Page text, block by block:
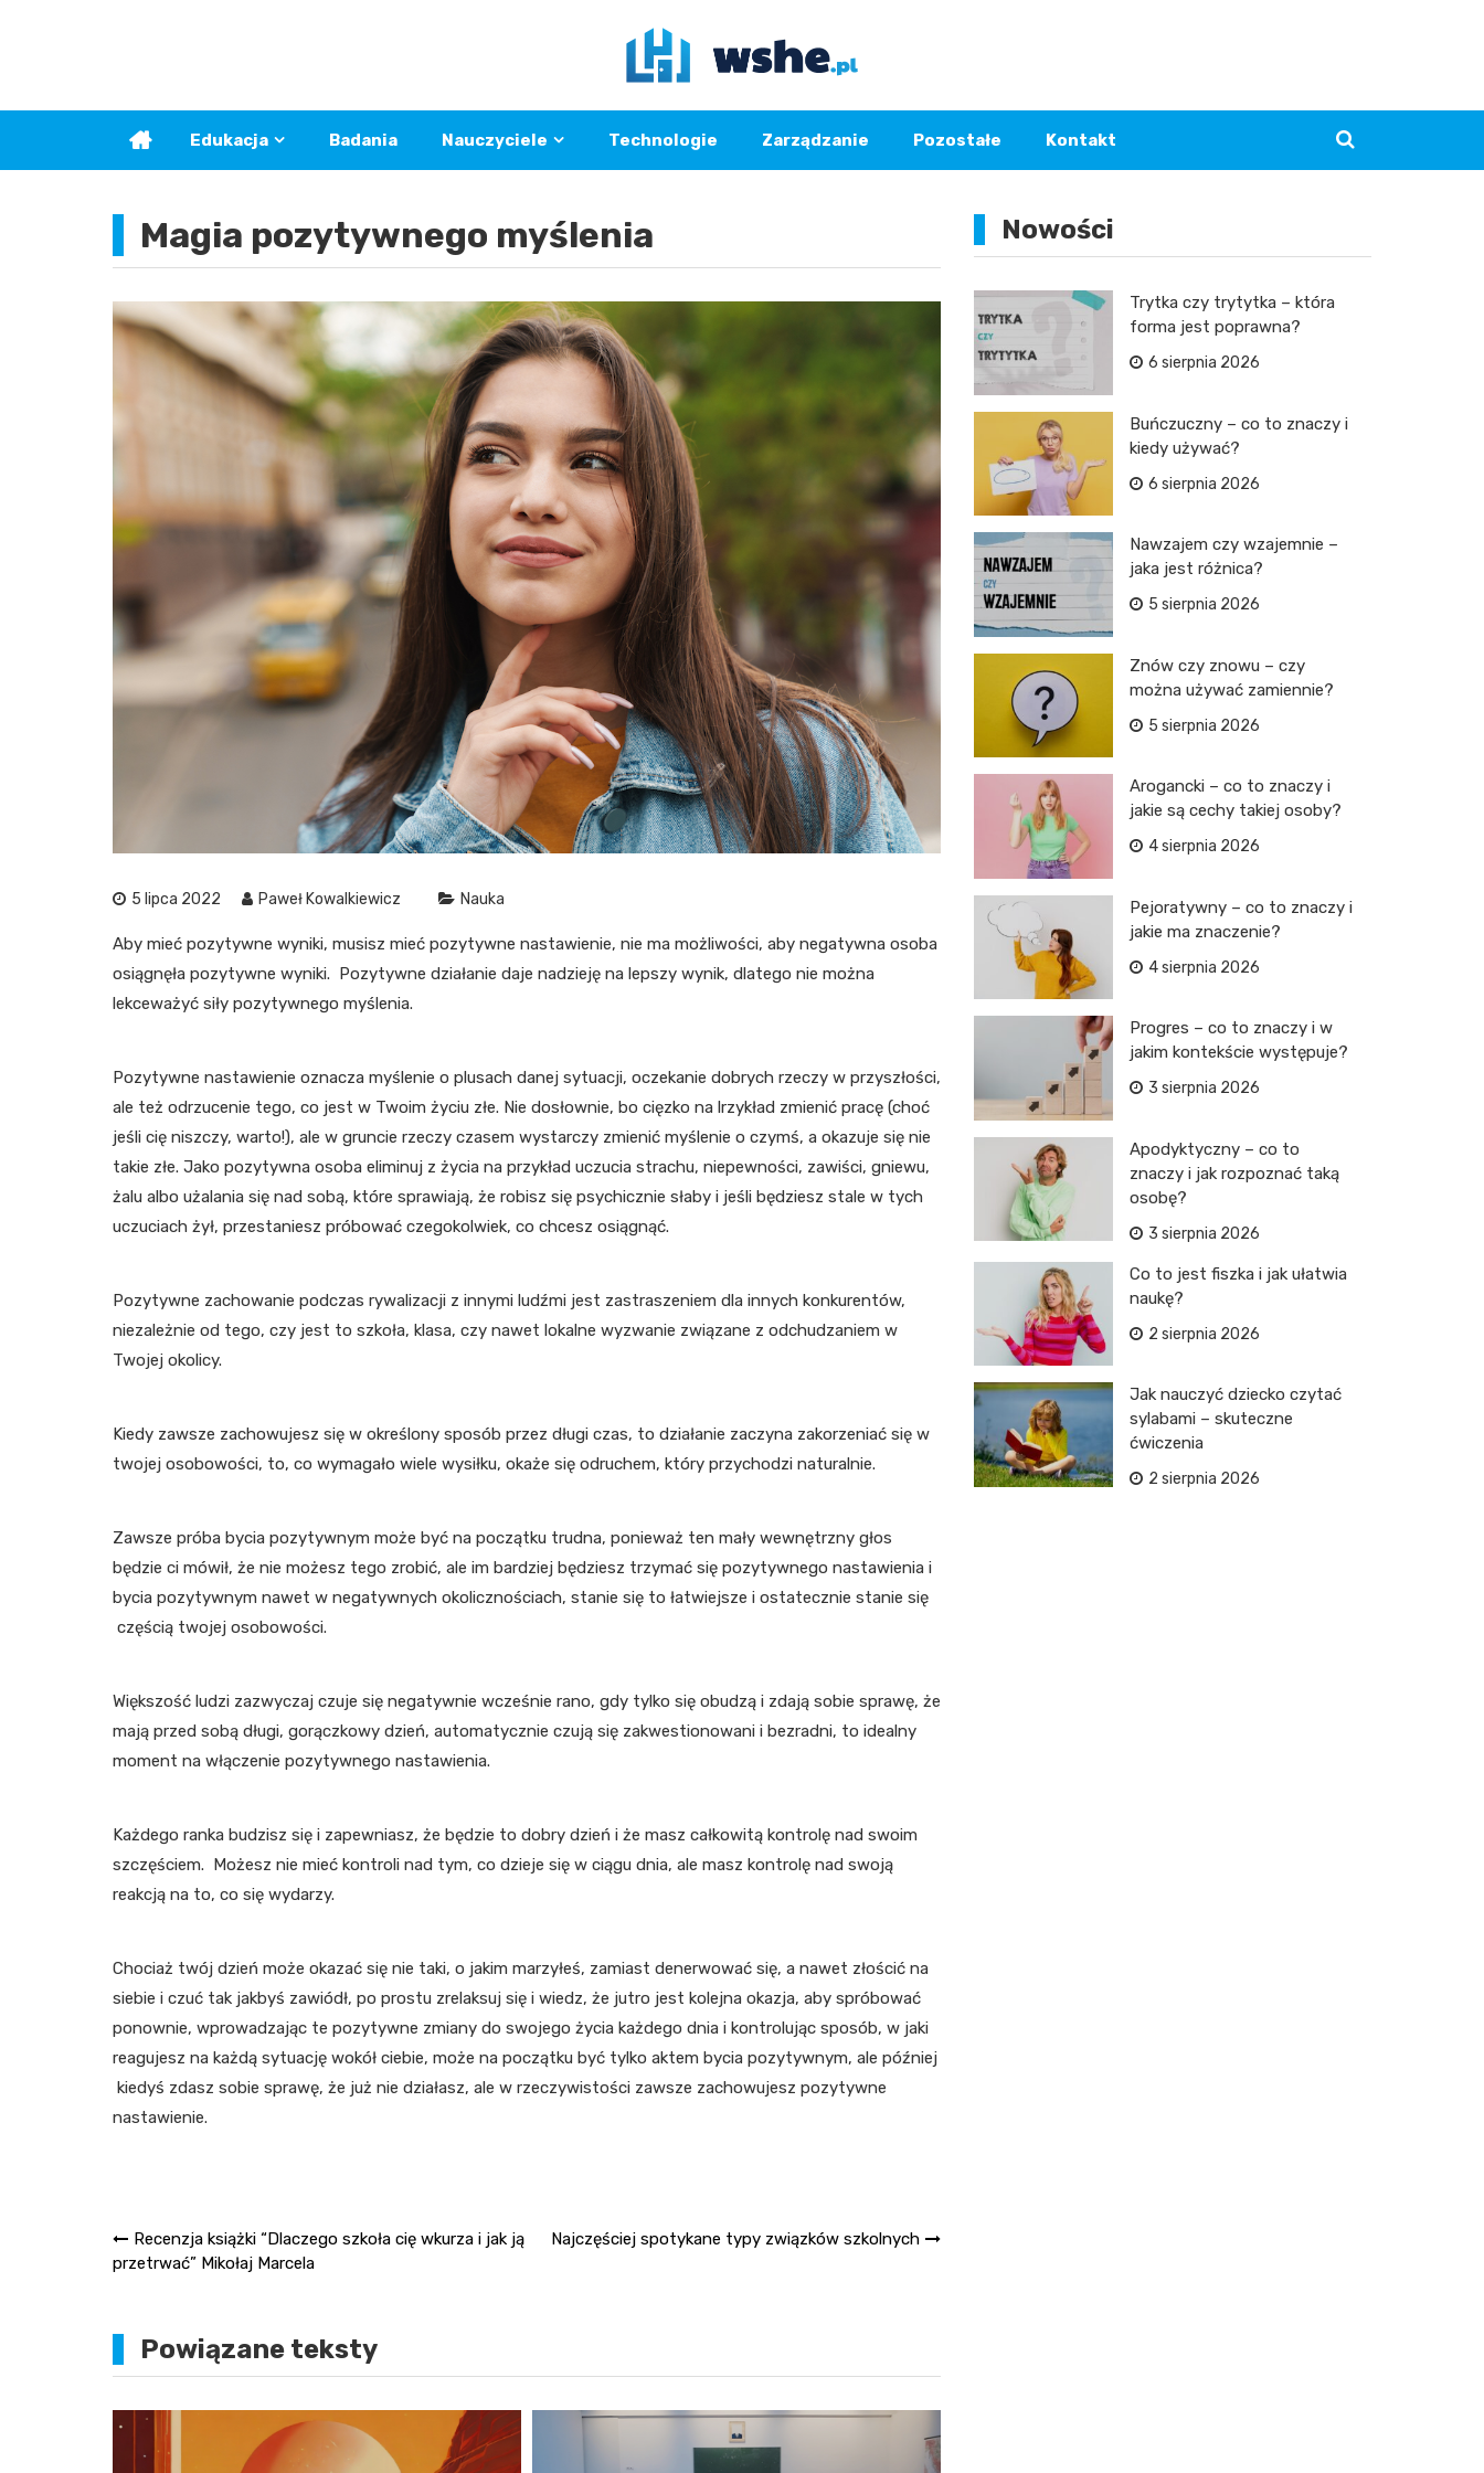
Edukacja Badania Nauczyciele Technologie Zarządzanie Pozostałe Kontakt
Magia pozytywnego myślenia
5 lipca 2022 Paweł Kowalkiewicz Nauka
Aby mieć pozytywne wyniki, musisz mieć pozytywne nastawienie, nie ma możliwości, aby negatywna osoba
osiągnęła pozytywne wyniki. Pozytywne działanie daje nadzieję na lepszy wynik, dlatego nie można
lekceważyć siły pozytywnego myślenia.
Pozytywne nastawienie oznacza myślenie o plusach danej sytuacji, oczekanie dobrych rzeczy w przyszłości,
ale też odrzucenie tego, co jest w Twoim życiu złe. Nie dosłownie, bo cięzko na lrzykład zmienić pracę (choć
jeśli cię niszczy, warto!), ale w gruncie rzeczy czasem wystarczy zmienić myślenie o czymś, a okazuje się nie
takie złe. Jako pozytywna osoba eliminuj z życia na przykład uczucia strachu, niepewności, zawiści, gniewu,
żalu albo użalania się nad sobą, które sprawiają, że robisz się psychicznie słaby i jeśli będziesz stale w tych
uczuciach żył, przestaniesz próbować czegokolwiek, co chcesz osiągnąć.
Pozytywne zachowanie podczas rywalizacji z innymi ludźmi jest zastraszeniem dla innych konkurentów,
niezależnie od tego, czy jest to szkoła, klasa, czy nawet lokalne wyzwanie związane z odchudzaniem w
Twojej okolicy.
Kiedy zawsze zachowujesz się w określony sposób przez długi czas, to działanie zaczyna zakorzeniać się w
twojej osobowości, to, co wymagało wiele wysiłku, okaże się odruchem, który przychodzi naturalnie.
Zawsze próba bycia pozytywnym może być na początku trudna, ponieważ ten mały wewnętrzny głos
będzie ci mówił, że nie możesz tego zrobić, ale im bardziej będziesz trzymać się pozytywnego nastawienia i
bycia pozytywnym nawet w negatywnych okolicznościach, stanie się to łatwiejsze i ostatecznie stanie się
częścią twojej osobowości.
Większość ludzi zazwyczaj czuje się negatywnie wcześnie rano, gdy tylko się obudzą i zdają sobie sprawę, że
mają przed sobą długi, gorączkowy dzień, automatycznie czują się zakwestionowani i bezradni, to idealny
moment na włączenie pozytywnego nastawienia.
Każdego ranka budzisz się i zapewniasz, że będzie to dobry dzień i że masz całkowitą kontrolę nad swoim
szczęściem. Możesz nie mieć kontroli nad tym, co dzieje się w ciągu dnia, ale masz kontrolę nad swoją
reakcją na to, co się wydarzy.
Chociaż twój dzień może okazać się nie taki, o jakim marzyłeś, zamiast denerwować się, a nawet złościć na
siebie i czuć tak jakbyś zawiódł, po prostu zrelaksuj się i wiedz, że jutro jest kolejna okazja, aby spróbować
ponownie, wprowadzając te pozytywne zmiany do swojego życia każdego dnia i kontrolując sposób, w jaki
reagujesz na każdą sytuację wokół ciebie, może na początku być tylko aktem bycia pozytywnym, ale później
kiedyś zdasz sobie sprawę, że już nie działasz, ale w rzeczywistości zawsze zachowujesz pozytywne
nastawienie.
Nawigacja
Recenzja książki “Dlaczego szkoła cię wkurza i jak ją
przetrwać” Mikołaj Marcela
Najczęściej spotykane typy związków szkolnych
Powiązane teksty
Nowości
Trytka czy trytytka – która
forma jest poprawna?
6 sierpnia 2026
Buńczuczny – co to znaczy i
kiedy używać?
6 sierpnia 2026
Nawzajem czy wzajemnie –
jaka jest różnica?
5 sierpnia 2026
Znów czy znowu – czy
można używać zamiennie?
5 sierpnia 2026
Arogancki – co to znaczy i
jakie są cechy takiej osoby?
4 sierpnia 2026
Pejoratywny – co to znaczy i
jakie ma znaczenie?
4 sierpnia 2026
Progres – co to znaczy i w
jakim kontekście występuje?
3 sierpnia 2026
Apodyktyczny – co to
znaczy i jak rozpoznać taką
osobę?
3 sierpnia 2026
Co to jest fiszka i jak ułatwia
naukę?
2 sierpnia 2026
Jak nauczyć dziecko czytać
sylabami – skuteczne
ćwiczenia
2 sierpnia 2026